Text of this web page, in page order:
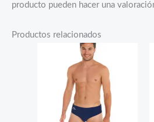
producto pueden hacer una
Productos relacionados